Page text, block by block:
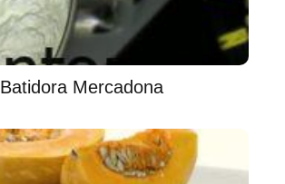
Batidora Mercadona